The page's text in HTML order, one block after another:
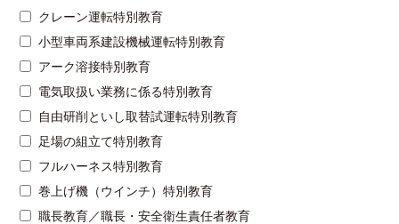
クレーン運転特別教育
小型車両系建設機械運転特別教育
アーク溶接特別教育
電気取扱い業務に係る特別教育
自由研削といし取替試運転特別教育
足場の組立て特別教育
フルハーネス特別教育
巻上げ機（ウインチ）特別教育
職長教育／職長・安全衛生責任者教育